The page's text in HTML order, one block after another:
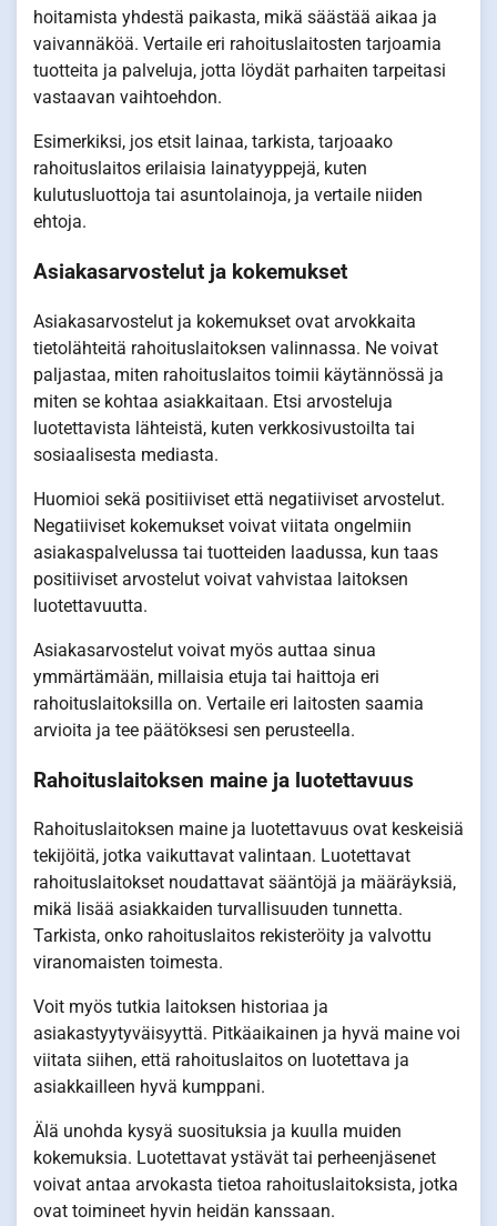
hoitamista yhdestä paikasta, mikä säästää aikaa ja
vaivannäköä. Vertaile eri rahoituslaitosten tarjoamia
tuotteita ja palveluja, jotta löydät parhaiten tarpeitasi
vastaavan vaihtoehdon.
Esimerkiksi, jos etsit lainaa, tarkista, tarjoaako
rahoituslaitos erilaisia lainatyyppejä, kuten
kulutusluottoja tai asuntolainoja, ja vertaile niiden
ehtoja.
Asiakasarvostelut ja kokemukset
Asiakasarvostelut ja kokemukset ovat arvokkaita
tietolähteitä rahoituslaitoksen valinnassa. Ne voivat
paljastaa, miten rahoituslaitos toimii käytännössä ja
miten se kohtaa asiakkaitaan. Etsi arvosteluja
luotettavista lähteistä, kuten verkkosivustoilta tai
sosiaalisesta mediasta.
Huomioi sekä positiiviset että negatiiviset arvostelut.
Negatiiviset kokemukset voivat viitata ongelmiin
asiakaspalvelussa tai tuotteiden laadussa, kun taas
positiiviset arvostelut voivat vahvistaa laitoksen
luotettavuutta.
Asiakasarvostelut voivat myös auttaa sinua
ymmärtämään, millaisia etuja tai haittoja eri
rahoituslaitoksilla on. Vertaile eri laitosten saamia
arvioita ja tee päätöksesi sen perusteella.
Rahoituslaitoksen maine ja luotettavuus
Rahoituslaitoksen maine ja luotettavuus ovat keskeisiä
tekijöitä, jotka vaikuttavat valintaan. Luotettavat
rahoituslaitokset noudattavat sääntöjä ja määräyksiä,
mikä lisää asiakkaiden turvallisuuden tunnetta.
Tarkista, onko rahoituslaitos rekisteröity ja valvottu
viranomaisten toimesta.
Voit myös tutkia laitoksen historiaa ja
asiakastyytyväisyyttä. Pitkäaikainen ja hyvä maine voi
viitata siihen, että rahoituslaitos on luotettava ja
asiakkailleen hyvä kumppani.
Älä unohda kysyä suosituksia ja kuulla muiden
kokemuksia. Luotettavat ystävät tai perheenjäsenet
voivat antaa arvokasta tietoa rahoituslaitoksista, jotka
ovat toimineet hyvin heidän kanssaan.